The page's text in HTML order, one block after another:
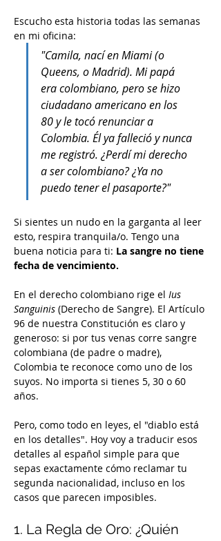
Escucho esta historia todas las semanas
en mi oficina:
"Camila, nací en Miami (o
Queens, o Madrid). Mi papá
era colombiano, pero se hizo
ciudadano americano en los
80 y le tocó renunciar a
Colombia. Él ya falleció y nunca
me registró. ¿Perdí mi derecho
a ser colombiano? ¿Ya no
puedo tener el pasaporte?"
Si sientes un nudo en la garganta al leer
esto, respira tranquila/o. Tengo una
buena noticia para ti: La sangre no tiene
fecha de vencimiento.
En el derecho colombiano rige el Ius
Sanguinis (Derecho de Sangre). El Artículo
96 de nuestra Constitución es claro y
generoso: si por tus venas corre sangre
colombiana (de padre o madre),
Colombia te reconoce como uno de los
suyos. No importa si tienes 5, 30 o 60
años.
Pero, como todo en leyes, el "diablo está
en los detalles". Hoy voy a traducir esos
detalles al español simple para que
sepas exactamente cómo reclamar tu
segunda nacionalidad, incluso en los
casos que parecen imposibles.
1. La Regla de Oro: ¿Quién